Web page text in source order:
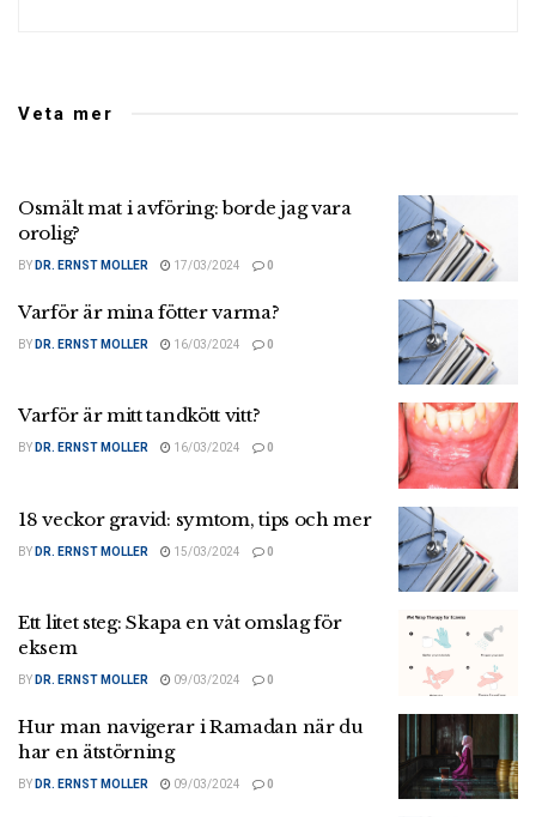
Veta mer
Osmält mat i avföring: borde jag vara
orolig?
BY DR. ERNST MOLLER 17/03/2024 0
Varför är mina fötter varma?
BY DR. ERNST MOLLER 16/03/2024 0
Varför är mitt tandkött vitt?
BY DR. ERNST MOLLER 16/03/2024 0
18 veckor gravid: symtom, tips och mer
BY DR. ERNST MOLLER 15/03/2024 0
Ett litet steg: Skapa en våt omslag för
eksem
BY DR. ERNST MOLLER 09/03/2024 0
Hur man navigerar i Ramadan när du
har en ätstörning
BY DR. ERNST MOLLER 09/03/2024 0